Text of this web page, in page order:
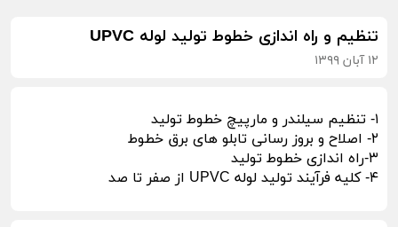
تنظیم و راه اندازی خطوط تولید لوله UPVC
۱۲ آبان ۱۳۹۹
۱- تنظیم سیلندر و مارپیچ خطوط تولید
۲- اصلاح و بروز رسانی تابلو های برق خطوط
۳-راه اندازی خطوط تولید
۴- کلیه فرآیند تولید لوله UPVC از صفر تا صد